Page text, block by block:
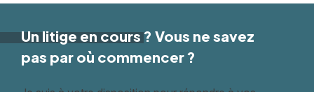
Un litigeen cours? Vous ne savez
pas par où commencer ?